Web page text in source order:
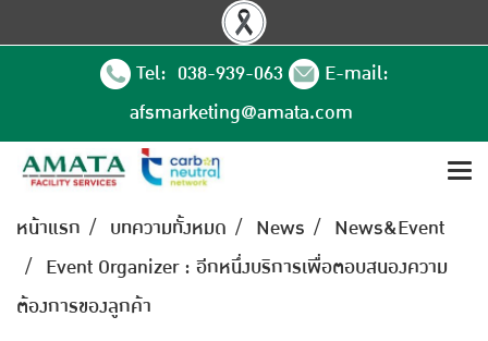
Tel: 038-939-063
E-mail:
afsmarketing@amata.com
หน้าแรก บทความทั้งหมด News
News&Event
Event Organizer : อีกหนึ่งบริการเพื่อตอบสนองความ
ต้องการของลูกค้า